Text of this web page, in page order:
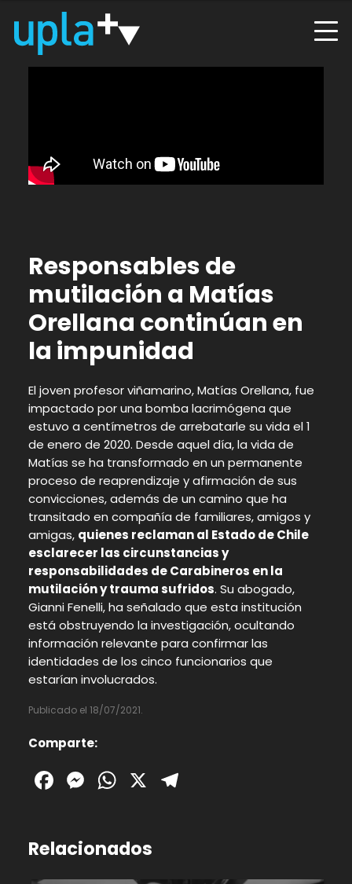
Responsables de
mutilación a Matías
Orellana continúan en
la impunidad
El joven profesor viñamarino, Matías Orellana, fue
impactado por una bomba lacrimógena que
estuvo a centímetros de arrebatarle su vida el 1
de enero de 2020. Desde aquel día, la vida de
Matías se ha transformado en un permanente
proceso de reaprendizaje y afirmación de sus
convicciones, además de un camino que ha
transitado en compañía de familiares, amigos y
amigas, quienes reclaman al Estado de Chile
esclarecer las circunstancias y
responsabilidades de Carabineros en la
mutilación y trauma sufridos. Su abogado,
Gianni Fenelli, ha señalado que esta institución
está obstruyendo la investigación, ocultando
información relevante para confirmar las
identidades de los cinco funcionarios que
estarían involucrados.
Publicado el 18/07/2021.
Comparte:
Facebook
Messenger
WhatsApp
X
Relacionados